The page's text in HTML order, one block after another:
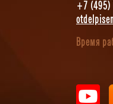
+7 (495)
Время